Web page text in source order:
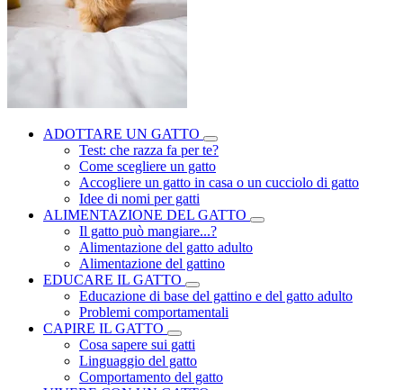
ADOTTARE UN GATTO
Test: che razza fa per te?
Come scegliere un gatto
Accogliere un gatto in casa o un cucciolo di gatto
Idee di nomi per gatti
ALIMENTAZIONE DEL GATTO
Il gatto può mangiare...?
Alimentazione del gatto adulto
Alimentazione del gattino
EDUCARE IL GATTO
Educazione di base del gattino e del gatto adulto
Problemi comportamentali
CAPIRE IL GATTO
Cosa sapere sui gatti
Linguaggio del gatto
Comportamento del gatto